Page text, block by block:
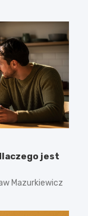
jest
Mazurkiewicz